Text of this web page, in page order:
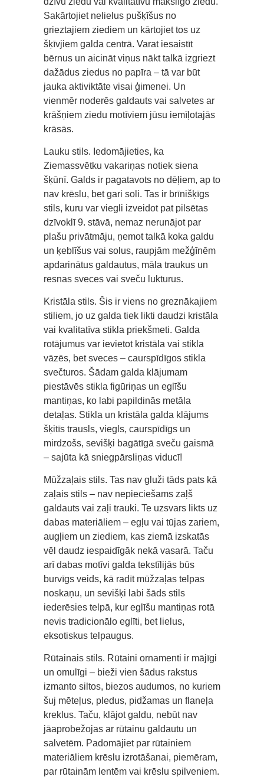
Sakārtojiet nelielus pušķīšus no
grieztajiem ziediem un kārtojiet tos uz
šķīvjiem galda centrā. Varat iesaistīt
bērnus un aicināt viņus nākt talkā izgriezt
dažādus ziedus no papīra – tā var būt
jauka aktiviktāte visai ģimenei. Un
vienmēr noderēs galdauts vai salvetes ar
krāšņiem ziedu motīviem jūsu iemīļotajās
krāsās.
Lauku stils. Iedomājieties, ka
Ziemassvētku vakariņas notiek siena
šķūnī. Galds ir pagatavots no dēļiem, ap to
nav krēslu, bet gari soli. Tas ir brīnišķīgs
stils, kuru var viegli izveidot pat pilsētas
dzīvoklī 9. stāvā, nemaz nerunājot par
plašu privātmāju, ņemot talkā koka galdu
un ķeblīšus vai solus, raupjām mežģīnēm
apdarinātus galdautus, māla traukus un
resnas sveces vai sveču lukturus.
Kristāla stils. Šis ir viens no greznākajiem
stiliem, jo ​​uz galda tiek likti daudzi kristāla
vai kvalitatīva stikla priekšmeti. Galda
rotājumus var ievietot kristāla vai stikla
vāzēs, bet sveces – caurspīdīgos stikla
svečturos. Šādam galda klājumam
piestāvēs stikla figūriņas un eglīšu
mantiņas, ko labi papildinās metāla
detaļas. Stikla un kristāla galda klājums
šķitīs trausls, viegls, caurspīdīgs un
mirdzošs, sevišķi bagātīgā sveču gaismā
– sajūta kā sniegpārsliņas viducī!
Mūžzaļais stils. Tas nav gluži tāds pats kā
zaļais stils – nav nepieciešams zaļš
galdauts vai zaļi trauki. Te uzsvars likts uz
dabas materiāliem – egļu vai tūjas zariem,
augļiem un ziediem, kas ziemā izskatās
vēl daudz iespaidīgāk nekā vasarā. Taču
arī dabas motīvi galda tekstīlijās būs
burvīgs veids, kā radīt mūžzaļas telpas
noskaņu, un sevišķi labi šāds stils
iederēsies telpā, kur eglīšu mantiņas rotā
nevis tradicionālo eglīti, bet lielus,
eksotiskus telpaugus.
Rūtainais stils. Rūtaini ornamenti ir mājīgi
un omulīgi – bieži vien šādus rakstus
izmanto siltos, biezos audumos, no kuriem
šuj mēteļus, pledus, pidžamas un flaneļa
kreklus. Taču, klājot galdu, nebūt nav
jāaprobežojas ar rūtainu galdautu un
salvetēm. Padomājiet par rūtainiem
materiāliem krēslu izrotāšanai, piemēram,
par rūtainām lentēm vai krēslu spilveniem.